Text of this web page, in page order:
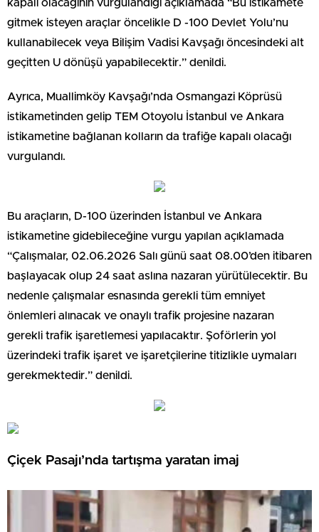
kapalı olacağının vurgulandığı açıklamada “Bu istikamete
gitmek isteyen araçlar öncelikle D -100 Devlet Yolu’nu
kullanabilecek veya Bilişim Vadisi Kavşağı öncesindeki alt
geçitten U dönüşü yapabilecektir.” denildi.
Ayrıca, Muallimköy Kavşağı’nda Osmangazi Köprüsü
istikametinden gelip TEM Otoyolu İstanbul ve Ankara
istikametine bağlanan kolların da trafiğe kapalı olacağı
vurgulandı.
Bu araçların, D-100 üzerinden İstanbul ve Ankara
istikametine gidebileceğine vurgu yapılan açıklamada
“Çalışmalar, 02.06.2026 Salı günü saat 08.00’den itibaren
başlayacak olup 24 saat aslına nazaran yürütülecektir. Bu
nedenle çalışmalar esnasında gerekli tüm emniyet
önlemleri alınacak ve onaylı trafik projesine nazaran
gerekli trafik işaretlemesi yapılacaktır. Şoförlerin yol
üzerindeki trafik işaret ve işaretçilerine titizlikle uymaları
gerekmektedir.” denildi.
Çiçek Pasajı’nda tartışma yaratan imaj